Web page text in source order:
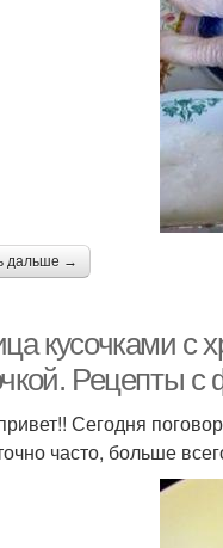
дальше →
кусочками с
Рецепты с
Сегодня
часто, больше